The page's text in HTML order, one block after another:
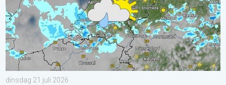
dinsdag 21 juli 2026